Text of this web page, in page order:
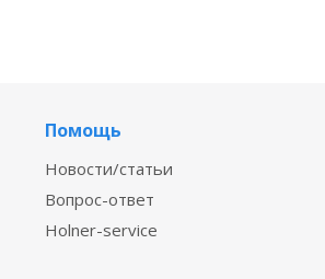
Помощь
Новости/статьи
Вопрос-ответ
Holner-service